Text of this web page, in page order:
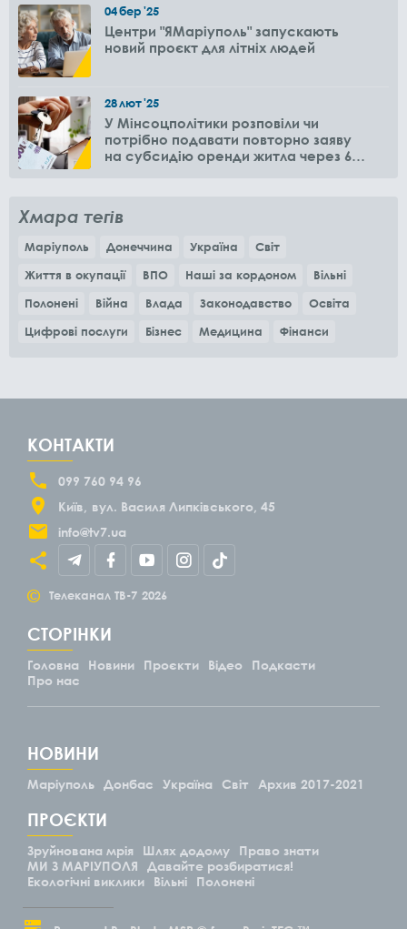
04бер'25
Центри "ЯМаріуполь" запускають
новий проєкт для літніх людей
28лют'25
У Мінсоцполітики розповіли чи
потрібно подавати повторно заяву
на субсидію оренди житла через 6
Хмара тегів
Маріуполь Донеччина Україна
Світ
Життя в окупації
ВПО Наші за кордоном
Вільні
Полонені
Війна Влада Законодавство
Освіта
Цифрові послуги
Бізнес Медицина Фінанси
КОНТАКТИ
099 760 94 96
Київ
вул. Василя Липківського, 45
info@tv7.ua
© Телеканал ТВ-7 2026
СТОРІНКИ
Головна Новини Проєкти Відео
Подкасти
Про нас
НОВИНИ
Маріуполь Донбас Україна Світ Архив 2017-2021
ПРОЄКТИ
Зруйнована мрія Шлях додому
Право знати
МИ З МАРІУПОЛЯ
Давайте розбиратися!
Екологічні виклики
Вільні Полонені